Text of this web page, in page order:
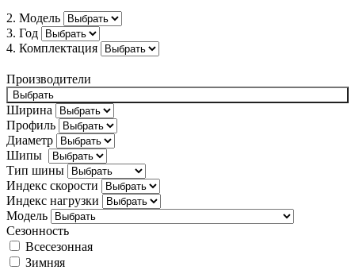
Bugatti
Buick
Cadillac
Changan
Chery
Chevrolet
Chrysler
Citroën
Cupra
2. Модель
3. Год
4. Комплектация
Производители
Выбрать
Ширина
Профиль
Диаметр
Шипы
Тип шины
Индекс скорости
Индекс нагрузки
Модель
Сезонность
Всесезонная
Зимняя